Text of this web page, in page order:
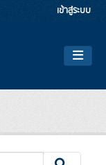
เข้าสู่ระบบ